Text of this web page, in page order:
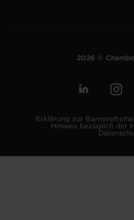
2026 ©
Erklärung zur
Hinweis bezüglich der